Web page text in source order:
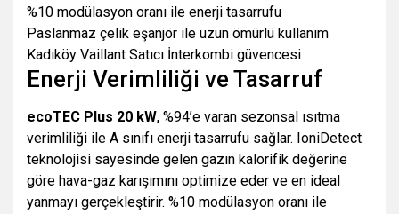
%10 modülasyon oranı ile enerji tasarrufu
Paslanmaz çelik eşanjör ile uzun ömürlü kullanım
Kadıköy Vaillant Satıcı İnterkombi güvencesi
Enerji Verimliliği ve Tasarruf
ecoTEC Plus 20 kW, %94’e varan sezonsal ısıtma
verimliliği ile A sınıfı enerji tasarrufu sağlar. IoniDetect
teknolojisi sayesinde gelen gazın kalorifik değerine
göre hava-gaz karışımını optimize eder ve en ideal
yanmayı gerçekleştirir. %10 modülasyon oranı ile